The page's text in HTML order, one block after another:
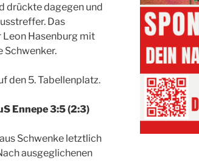
drückte dagegen und
Das
Hasenburg mit
Schwenker.
den 5. Tabellenplatz.
Ennepe 3:5 (2:3)
Schwenke letztlich
ausgeglichenen